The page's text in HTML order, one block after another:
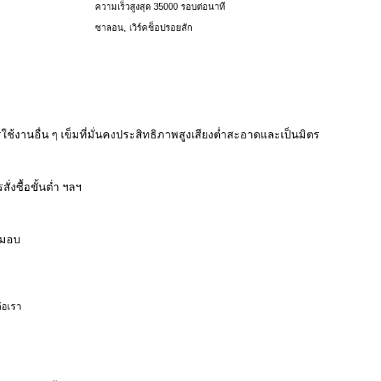
ความเร็วสูงสุด 35000 รอบต่อนาที
ซาลอน, เวิร์คช็อปรอยสัก
งานอื่น ๆ เข็มที่มั่นคงประสิทธิภาพสูงเสียงต่ำสะอาดและเป็นมิตร
สั่งซื้อขั้นต่ำ ฯลฯ
อบ
เรา